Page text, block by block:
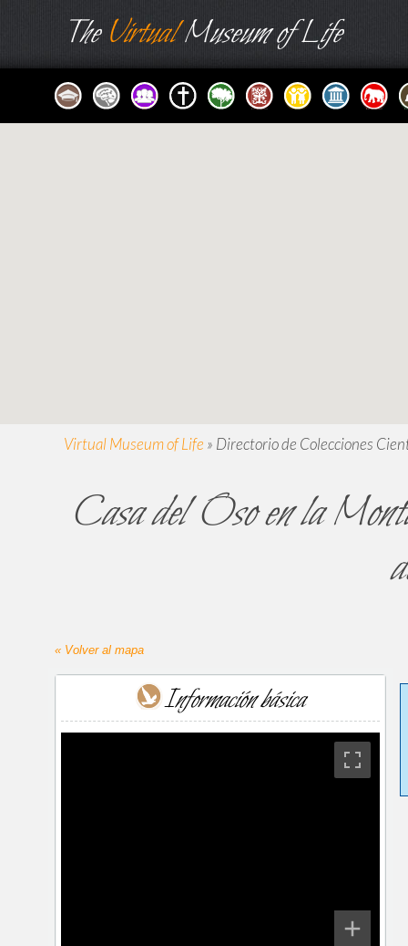
TheVirtualMuseum of Life
Virtual Museum of Life » Directorio de Colecciones
Casa del Oso en la
« Volver al mapa
Información básica